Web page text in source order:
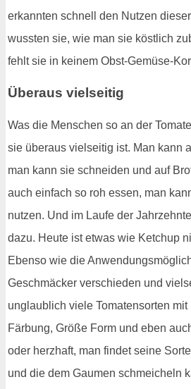
erkannten schnell den Nutzen
wussten sie, wie man sie köstlich
fehlt sie in keinem Obst-Gemüse-
Überaus vielseitig
Was die Menschen so an der
sie überaus vielseitig ist. Man kann
man kann sie schneiden und auf
auch einfach so roh essen, man
nutzen. Und im Laufe der
dazu. Heute ist etwas wie Ketchup
Ebenso wie die
Geschmäcker verschieden und
unglaublich viele Tomatensorten
Färbung, Größe Form und eben
oder herzhaft, man findet seine
und die dem Gaumen schmeicheln